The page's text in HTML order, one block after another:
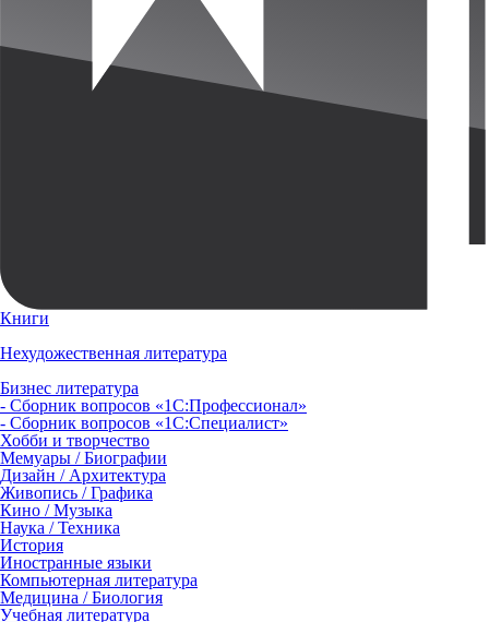
Книги
Нехудожественная литература
Бизнес литература
- Сборник вопросов «1С:Профессионал»
- Сборник вопросов «1С:Специалист»
Хобби и творчество
Мемуары / Биографии
Дизайн / Архитектура
Живопись / Графика
Кино / Музыка
Наука / Техника
История
Иностранные языки
Компьютерная литература
Медицина / Биология
Учебная литература